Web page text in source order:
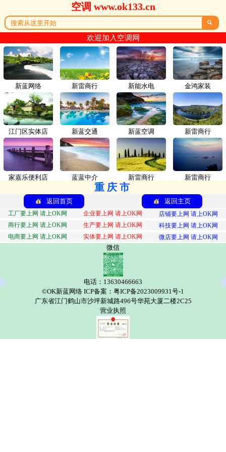
空调 www.ok133.cn

欢迎加入空调网
新蓝网络 新雷商行
江门区实体店 新蓝交通
家嘉乐便利店 蓝蓝中介
新能水电 金鸿家装
新蓝空调 新雷商行
新雷商行 新雷商行
重庆市
返回首页 返回主页
工厂要上网 请上OK网 企业要上网 请上OK网
店铺要上网 请上OK网
商行要上网 请上OK网
生产要上网 请上OK网
科技要上网 请上OK网
电商要上网 请上OK网
实体要上网 请上OK网 微店要上网 请上OK网
微信
电话：13630466663
©OK新蓝网络 ICP备案：粤ICP备2023009931号-1
广东省江门鹤山市沙坪新城路496号华苑大厦二楼2C25
营业执照